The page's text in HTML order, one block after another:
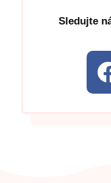
Sledujte